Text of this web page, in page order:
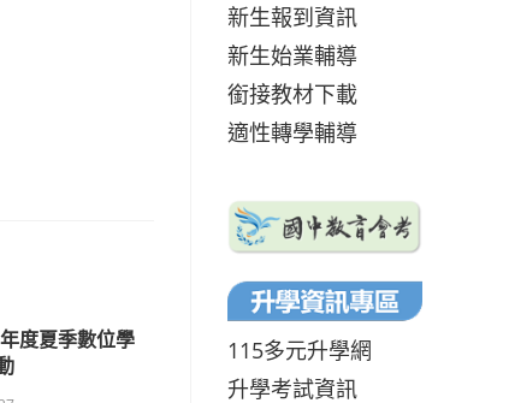
度夏季數位學
新生報到資訊
新生始業輔導
銜接教材下載
適性轉學輔導
115多元升學網
升學考試資訊